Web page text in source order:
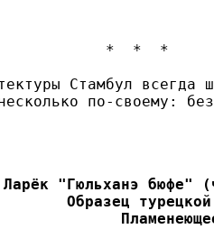
*  *  *
Стамбул всегда
по-своему:
Ларёк "Гюльханэ бюфе"
Образец